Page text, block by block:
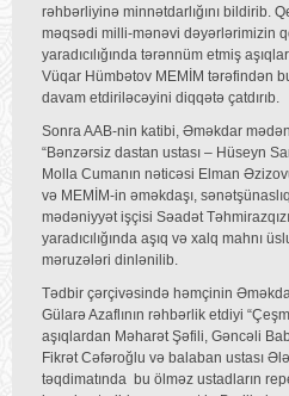
rəhbərliyinə minnətdarlığını bildirib.
məqsədi milli-mənəvi dəyərlərimizin
yaradıcılığında tərənnüm etmiş
Vüqar Hümbətov MEMİM tərəfindən
davam etdiriləcəyini diqqətə çatdırıb.
Sonra AAB-nin katibi, Əməkdar
“Bənzərsiz dastan ustası – Hüseyn
Molla Cumanın nəticəsi Elman
və MEMİM-in əməkdaşı,
mədəniyyət işçisi Səadət
yaradıcılığında aşıq və xalq mahnı
məruzələri dinlənilib.
Tədbir çərçivəsində həmçinin
Gülarə Azaflının rəhbərlik etdiyi
aşıqlardan Məharət Şəfili, Gəncəli
Fikrət Cəfəroğlu və balaban ustası
təqdimatında bu ölməz ustadların